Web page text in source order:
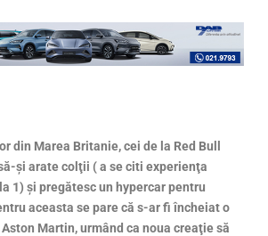
din Marea Britanie, cei de la Red Bull
şi arate colţii ( a se citi experienţa
1) şi pregătesc un hypercar pentru
aceasta se pare că s-ar fi încheiat o
Martin, urmând ca noua creaţie să